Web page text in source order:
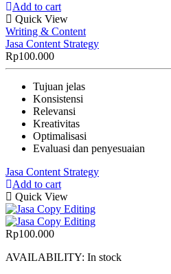
Add to cart
Quick View
Writing & Content
Jasa Content Strategy
Rp100.000
Tujuan jelas
Konsistensi
Relevansi
Kreativitas
Optimalisasi
Evaluasi dan penyesuaian
Jasa Content Strategy
Add to cart
Quick View
Rp100.000
AVAILABILITY: In stock